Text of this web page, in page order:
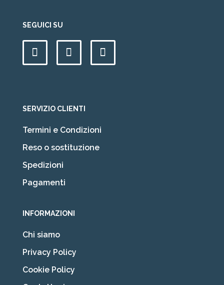
SEGUICI SU
SERVIZIO CLIENTI
Termini e Condizioni
Reso o sostituzione
Spedizioni
Pagamenti
INFORMAZIONI
Chi siamo
Privacy Policy
Cookie Policy